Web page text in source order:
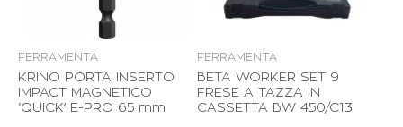
FERRAMENTA
KRINO PORTA INSERTO
IMPACT MAGNETICO
‘QUICK’ E-PRO 65 mm
FERRAMENTA
BETA WORKER SET 9
FRESE A TAZZA IN
CASSETTA BW 450/C13